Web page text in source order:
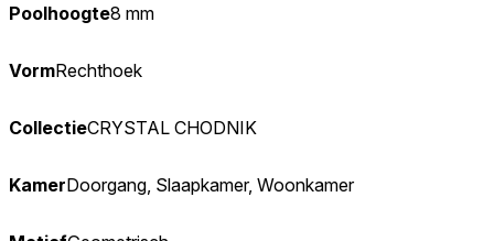
Poolhoogte8 mm
VormRechthoek
CollectieCRYSTAL CHODNIK
KamerDoorgang, Slaapkamer, Woonkamer